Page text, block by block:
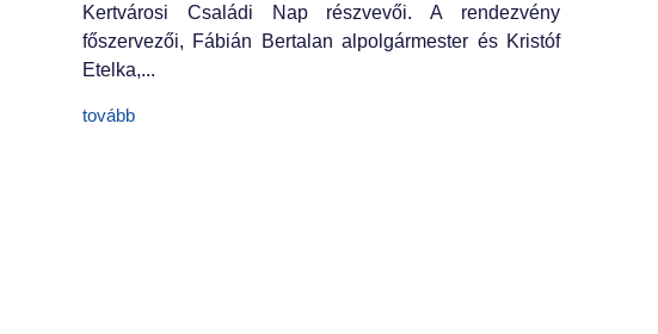
Kertvárosi Családi Nap részvevői. A rendezvény
főszervezői, Fábián Bertalan alpolgármester és Kristóf
Etelka,...
tovább